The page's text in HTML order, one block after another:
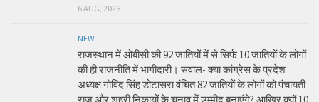
6 AUG, 2026
NEW
राजस्थान में ओबीसी की 92 जातियों में से सिर्फ 10 जातियों के लोगों
की ही राजनीति में भागीदारी। सवाल- क्या कांग्रेस के प्रदेश
अध्यक्ष गोविंद सिंह डोटासरा वंचित 82 जातियों के लोगों को पंचायती